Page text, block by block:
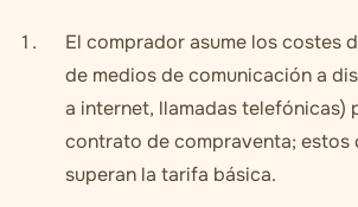
El comprador asume los costes
de medios de comunicación a
a internet, llamadas telefónicas)
contrato de compraventa; estos
superan la tarifa básica.